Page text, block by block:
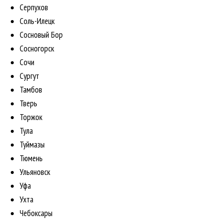
Серпухов
Соль-Илецк
Сосновый Бор
Сосногорск
Сочи
Сургут
Тамбов
Тверь
Торжок
Тула
Туймазы
Тюмень
Ульяновск
Уфа
Ухта
Чебоксары